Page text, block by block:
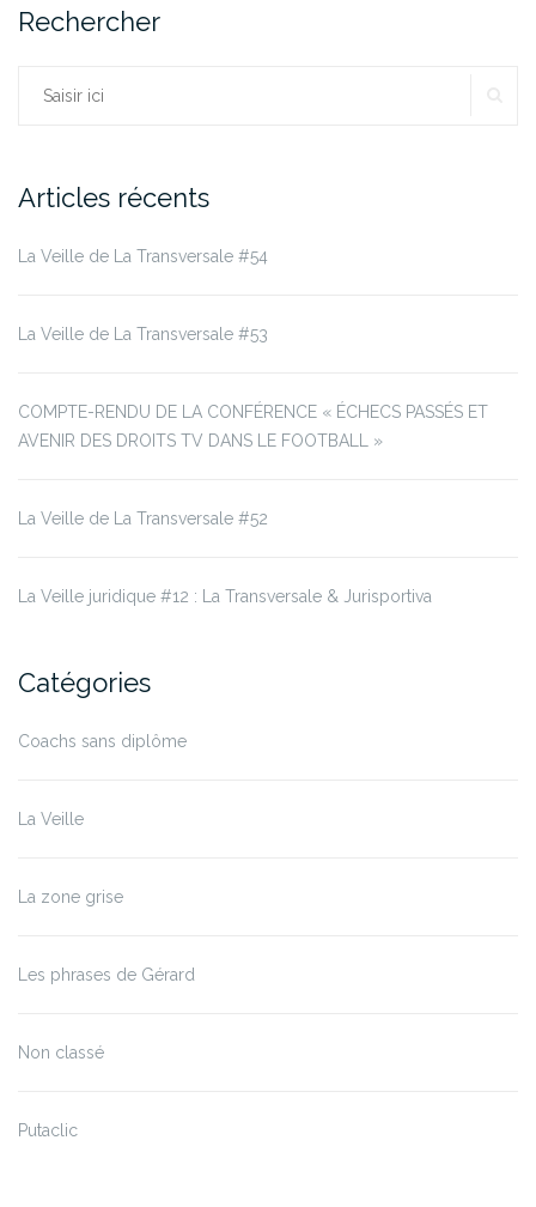
Rechercher
Rechercher :
Articles récents
La Veille de La Transversale #54
La Veille de La Transversale #53
COMPTE-RENDU DE LA CONFÉRENCE « ÉCHECS PASSÉS ET
AVENIR DES DROITS TV DANS LE FOOTBALL »
La Veille de La Transversale #52
La Veille juridique #12 : La Transversale & Jurisportiva
Catégories
Coachs sans diplôme
La Veille
La zone grise
Les phrases de Gérard
Non classé
Putaclic